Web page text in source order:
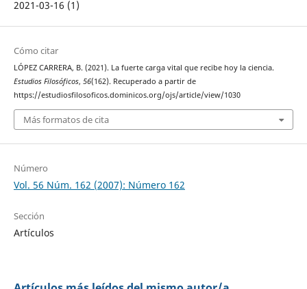
2021-03-16 (1)
Cómo citar
LÓPEZ CARRERA, B. (2021). La fuerte carga vital que recibe hoy la ciencia.
Estudios Filosóficos, 56(162). Recuperado a partir de
https://estudiosfilosoficos.dominicos.org/ojs/article/view/1030
Más formatos de cita
Número
Vol. 56 Núm. 162 (2007): Número 162
Sección
Artículos